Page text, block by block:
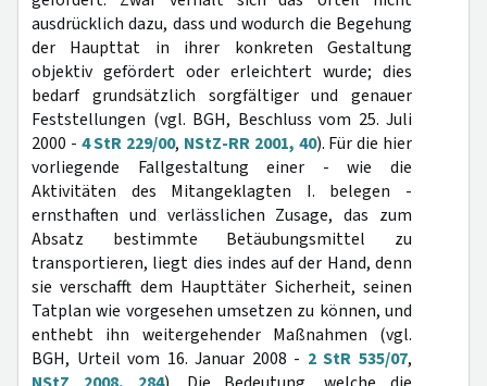
ausdrücklich dazu, dass und wodurch die Begehung
der Haupttat in ihrer konkreten Gestaltung
objektiv gefördert oder erleichtert wurde; dies
bedarf grundsätzlich sorgfältiger und genauer
Feststellungen (vgl. BGH, Beschluss vom 25. Juli
2000 - 4 StR 229/00, NStZ-RR 2001, 40). Für die hier
vorliegende Fallgestaltung einer - wie die
Aktivitäten des Mitangeklagten I. belegen -
ernsthaften und verlässlichen Zusage, das zum
Absatz bestimmte Betäubungsmittel zu
transportieren, liegt dies indes auf der Hand, denn
sie verschafft dem Haupttäter Sicherheit, seinen
Tatplan wie vorgesehen umsetzen zu können, und
enthebt ihn weitergehender Maßnahmen (vgl.
BGH, Urteil vom 16. Januar 2008 - 2 StR 535/07,